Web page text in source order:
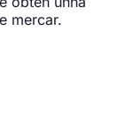
mercar.